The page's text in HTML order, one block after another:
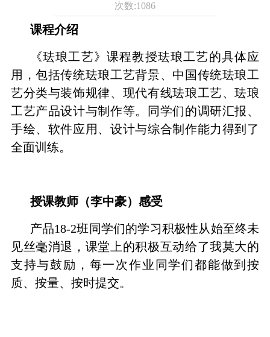
次数:1086
课程介绍
《珐琅工艺》课程教授珐琅工艺的具体应
用，包括传统珐琅工艺背景、中国传统珐琅工
艺分类与装饰规律、现代有线珐琅工艺、珐琅
工艺产品设计与制作等。同学们的调研汇报、
手绘、软件应用、设计与综合制作能力得到了
全面训练。
授课教师（李中豪）感受
产品18-2班同学们的学习积极性从始至终未
见丝毫消退，课堂上的积极互动给了我莫大的
支持与鼓励，每一次作业同学们都能做到按
质、按量、按时提交。